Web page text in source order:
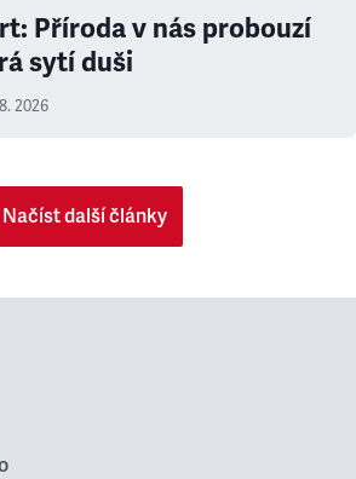
Příroda v nás probouzí
sytí duši
2026
Načíst další články